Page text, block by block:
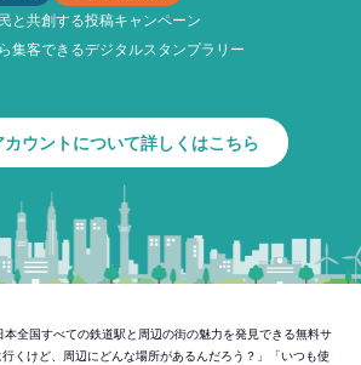
と共創する投稿キャンペーン
集客できるデジタルスタンプラリー
カウントについて詳しくはこちら
全国すべての鉄道駅と周辺の街の魅力を発見できる無料サ
くけど、周辺にどんな場所があるんだろう？」「いつも使